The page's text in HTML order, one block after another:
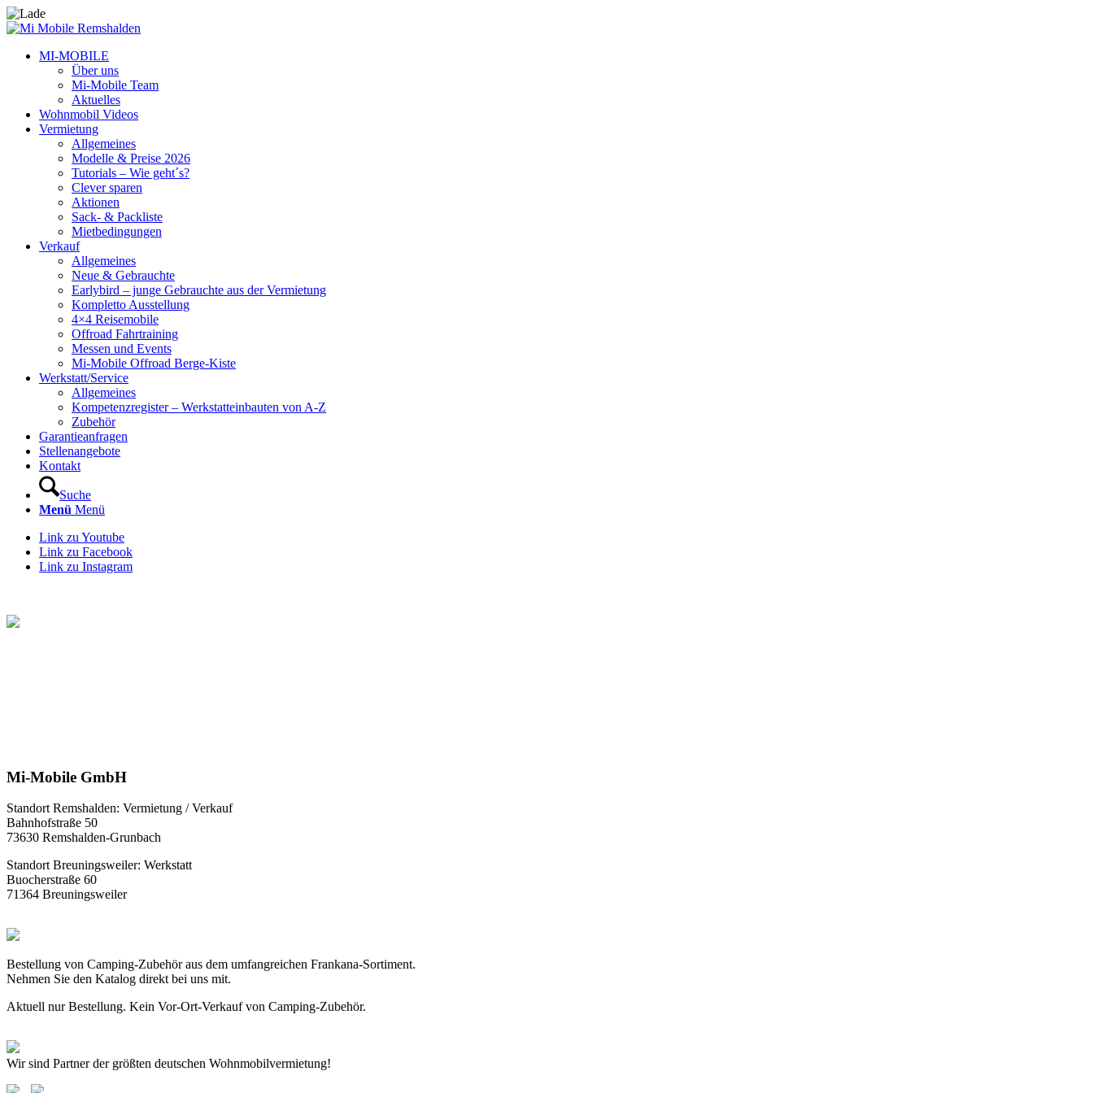
MI-MOBILE
Über uns
Mi-Mobile Team
Aktuelles
Wohnmobil Videos
Vermietung
Allgemeines
Modelle & Preise 2026
Tutorials – Wie geht´s?
Clever sparen
Aktionen
Sack- & Packliste
Mietbedingungen
Verkauf
Allgemeines
Neue & Gebrauchte
Earlybird – junge Gebrauchte aus der Vermietung
Kompletto Ausstellung
4×4 Reisemobile
Offroad Fahrtraining
Messen und Events
Mi-Mobile Offroad Berge-Kiste
Werkstatt/Service
Allgemeines
Kompetenzregister – Werkstatteinbauten von A-Z
Zubehör
Garantieanfragen
Stellenangebote
Kontakt
Suche
Menü Menü
Link zu Youtube
Link zu Facebook
Link zu Instagram
Mi-Mobile GmbH
Standort Remshalden: Vermietung / Verkauf
Bahnhofstraße 50
73630 Remshalden-Grunbach
Standort Breuningsweiler: Werkstatt
Buocherstraße 60
71364 Breuningsweiler
Bestellung von Camping-Zubehör aus dem umfangreichen Frankana-Sortiment.
Nehmen Sie den Katalog direkt bei uns mit.
Aktuell nur Bestellung. Kein Vor-Ort-Verkauf von Camping-Zubehör.
Wir sind Partner der größten deutschen Wohnmobilvermietung!